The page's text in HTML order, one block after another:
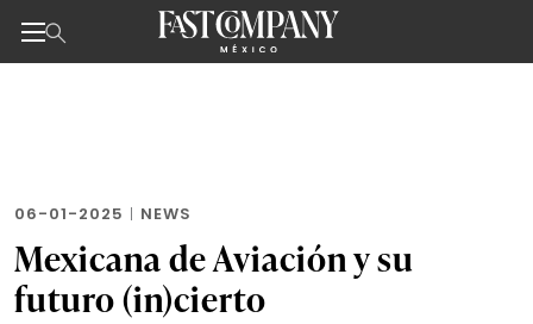
06-01-2025 | NEWS
Mexicana de Aviación y su
futuro (in)cierto